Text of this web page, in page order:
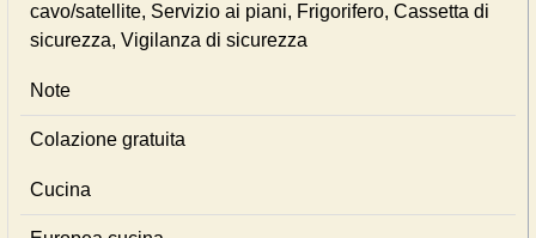
cavo/satellite, Servizio ai piani, Frigorifero, Cassetta di
sicurezza, Vigilanza di sicurezza
Note
Colazione gratuita
Cucina